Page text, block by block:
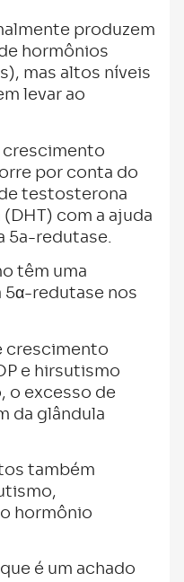
produzem
hormônios
mas altos níveis
levar ao
crescimento
por conta do
testosterona
com a ajuda
5a-redutase.
têm uma
5α-redutase nos
crescimento
e hirsutismo
o excesso de
da glândula
também
hormônio
é um achado